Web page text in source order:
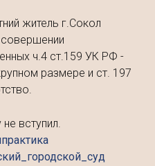
житель г.Сокол
ч.4 ст.159 УК РФ -
размере и ст. 197
вступил.